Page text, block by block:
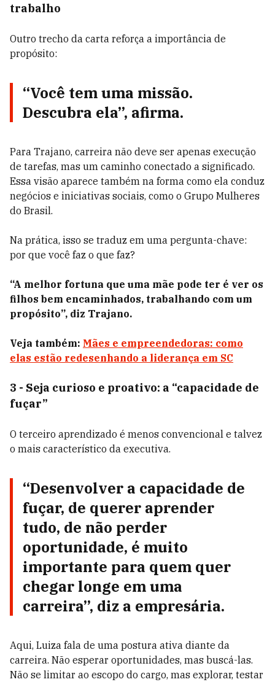
trabalho
Outro trecho da carta reforça a importância de
propósito:
“Você tem uma missão.
Descubra ela”, afirma.
Para Trajano, carreira não deve ser apenas execução
de tarefas, mas um caminho conectado a significado.
Essa visão aparece também na forma como ela conduz
negócios e iniciativas sociais, como o Grupo Mulheres
do Brasil.
Na prática, isso se traduz em uma pergunta-chave:
por que você faz o que faz?
“A melhor fortuna que uma mãe pode ter é ver os
filhos bem encaminhados, trabalhando com um
propósito”, diz Trajano.
Veja também: Mães e empreendedoras: como
elas estão redesenhando a liderança em SC
3 - Seja curioso e proativo: a “capacidade de
fuçar”
O terceiro aprendizado é menos convencional e talvez
o mais característico da executiva.
“Desenvolver a capacidade de
fuçar, de querer aprender
tudo, de não perder
oportunidade, é muito
importante para quem quer
chegar longe em uma
carreira”, diz a empresária.
Aqui, Luiza fala de uma postura ativa diante da
carreira. Não esperar oportunidades, mas buscá-las.
Não se limitar ao escopo do cargo, mas explorar, testar